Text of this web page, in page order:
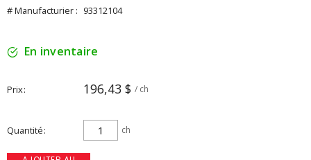
# Manufacturier : 93312104
En inventaire
Prix 196,43 $ / ch
Quantité ch